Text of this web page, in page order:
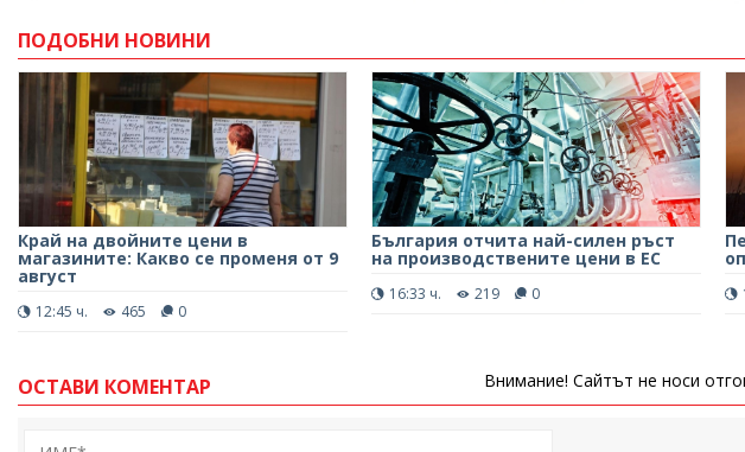
ПОДОБНИ НОВИНИ
Край на двойните цени в
магазините: Какво се променя от 9
август
12:45 ч. 465 0
България отчита най-силен ръст
на производствените цени в ЕС
16:33 ч. 219 0
ОСТАВИ КОМЕНТАР Внимание! Сайтът не носи